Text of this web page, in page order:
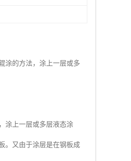
涂的方法，涂上一层或多
涂上一层或多层液态涂
。又由于涂层是在钢板成